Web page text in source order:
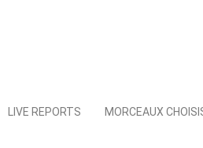
LIVE REPORTS MORCEAUX